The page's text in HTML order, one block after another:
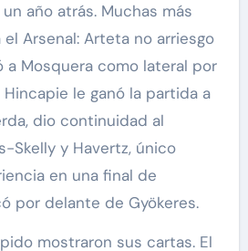
año atrás. Muchas más
Arsenal: Arteta no arriesgo
a Mosquera como lateral por
le ganó la partida a
dio continuidad al
Skelly y Havertz, único
en una final de
por delante de Gyökeres.
mostraron sus cartas. El